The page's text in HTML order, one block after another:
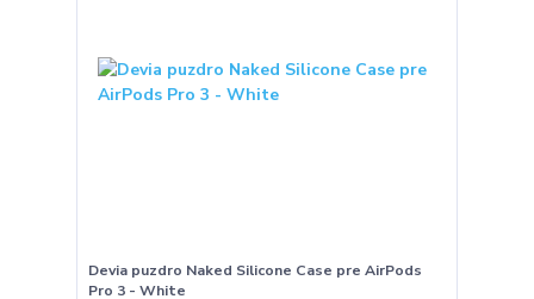
Devia puzdro Naked Silicone Case pre AirPods
Pro 3 - White